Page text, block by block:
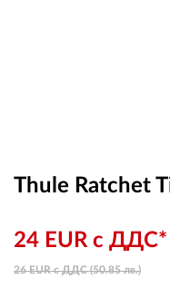
Thule Ratchet
24 EUR с ДДС*
26 EUR с ДДС (50.85 лв.)